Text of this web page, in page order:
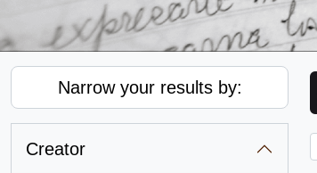
Narrow your results by:
Creator